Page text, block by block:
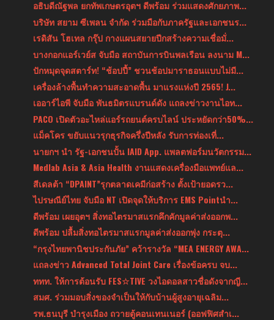
อธิบดีณัฐพล ยกทัพเกษตรอุตฯ ดีพร้อม ร่วมแสดงศักยภาพ...
บริษัท สยาม ซีเพลน จำกัด ร่วมมือกับภาครัฐและเอกชนร...
เรดิสัน โฮเทล กรุ๊ป กางแผนสยายปีกสร้างความเชื่อมั่...
บางกอกแอร์เวย์ส จับมือ สถาบันการบินพลเรือน ลงนาม M...
ปักหมุดจุดสตาร์ท! “ช้อปปี้” ชวนช้อปมาราธอนแบบไม่มี...
เครื่องล้างพื้นทำความสะอาดพื้น มาแรงแห่งปี 2565! J...
เออาร์ไอพี จับมือ พันธมิตรแบรนด์ดัง แถลงข่าวงานไอท...
PACO เปิดตัวอะไหล่แอร์รถยนต์ครบไลน์ ประหยัดกว่า50%...
แม็คโคร ขยับแนวรุกธุรกิจครึ่งปีหลัง รับการท่องเที่...
นายกฯ นำ รัฐ-เอกชนปั้น IAID App. แพลตฟอร์มนวัตกรรม...
Medlab Asia & Asia Health งานแสดงเครื่องมือแพทย์แล...
สีเดลต้า “DPAINT”รุกตลาดเคมีก่อสร้าง ตั้งเป้ายอดรว...
ไปรษณีย์ไทย จับมือ NT เปิดจุดให้บริการ EMS Pointนำ...
ดีพร้อม เผยอุตฯ สิ่งทอไตรมาสแรกคึกคักมูลค่าส่งออกพ...
ดีพร้อม ปลื้มสิ่งทอไตรมาสแรกมูลค่าส่งออกพุ่ง กระตุ...
“กรุงไทยพานิชประกันภัย” คว้ารางวัล “MEA ENERGY AWA...
แถลงข่าว Advanced Total Joint Care เรื่องข้อครบ จบ...
ททท. ให้การต้อนรับ FES☆TIVE วงไอดอลสาวชื่อดังจากญี...
สมศ. ร่วมมอบสิ่งของจำเป็นให้กับบ้านผู้สูงอายุเฉลิม...
รพ.ธนบุรี บำรุงเมือง ถวายตู้คอนเทนเนอร์ (ออฟฟิศสำเ...